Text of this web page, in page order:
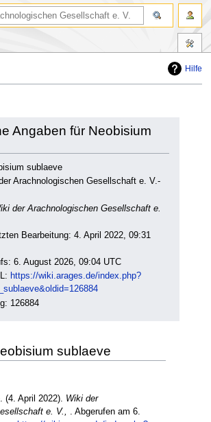
Hilfe
Angaben für Neobisium
sublaeve
Arachnologischen Gesellschaft e. V.-
der Arachnologischen Gesellschaft e.
Bearbeitung: 4. April 2022, 09:31
6. August 2026, 09:04 UTC
https://wiki.arages.de/index.php?
126884
sublaeve
(4. April 2022). Wiki der
e. V., . Abgerufen am 6.